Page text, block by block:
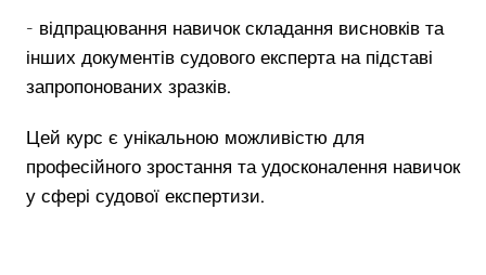
- відпрацювання навичок складання висновків та
інших документів судового експерта на підставі
запропонованих зразків.
Цей курс є унікальною можливістю для
професійного зростання та удосконалення навичок
у сфері судової експертизи.